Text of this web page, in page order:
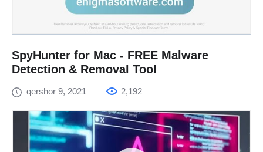
SpyHunter for Mac - FREE Malware
Detection & Removal Tool
qershor 9, 2021 2,192